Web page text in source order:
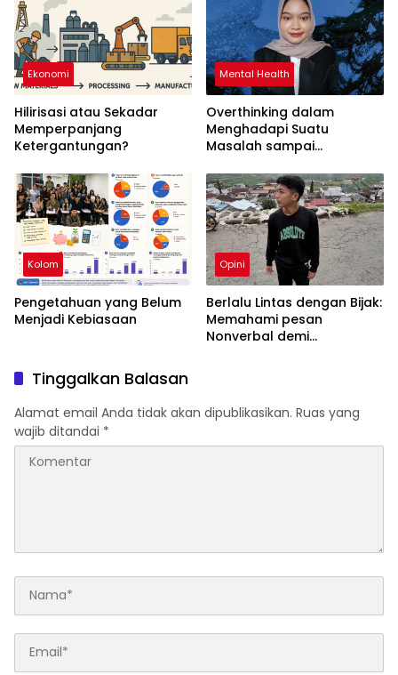
Ekonomi
Hilirisasi atau Sekadar
Memperpanjang
Ketergantungan?
Mental Health
Overthinking dalam
Menghadapi Suatu
Masalah sampai
yang Berlebihan
Kolom
Pengetahuan yang Belum
Menjadi Kebiasaan
Opini
Berlalu Lintas dengan Bijak:
Memahami pesan
Nonverbal demi
Tinggalkan Balasan
Alamat email Anda tidak akan dipublikasikan. Ruas yang
wajib ditandai *